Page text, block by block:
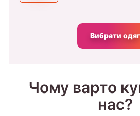
Вибрати одяг
Чому варто
нас?